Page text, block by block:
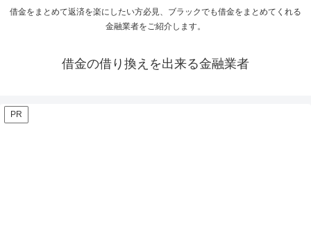
借金をまとめて返済を楽にしたい方必見、ブラックでも借金をまとめてくれる
金融業者をご紹介します。
借金の借り換えを出来る金融業者
PR